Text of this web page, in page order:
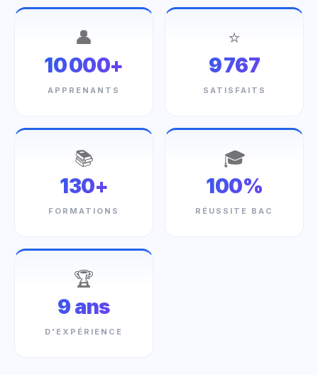
👤
10 000+
APPRENANTS
⭐
9 767
SATISFAITS
📚
130+
FORMATIONS
🎓
100%
RÉUSSITE BAC
🏆
9 ans
D'EXPÉRIENCE